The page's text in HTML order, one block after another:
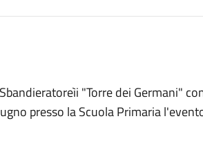
"Torre dei Germani"
presso la Scuola Primaria